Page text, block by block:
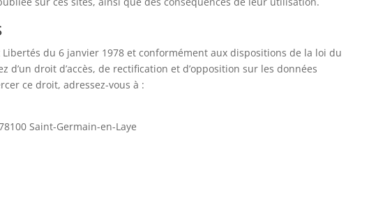
du 6 janvier 1978 et conformément aux dispositions de la loi du
d’un droit d’accès, de rectification et d’opposition sur les données
ce droit, adressez-vous à :
Saint-Germain-en-Laye